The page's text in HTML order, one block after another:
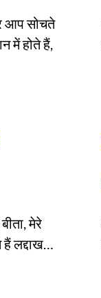
आप सोचते
में होते हैं,
मेरे
लद्दाख…